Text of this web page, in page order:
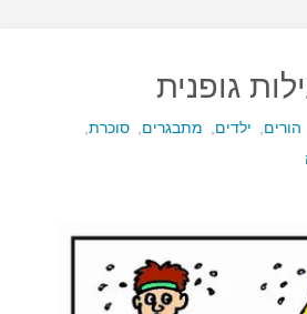
גופנית
הורים ילדים מתבגרים סוכרת,